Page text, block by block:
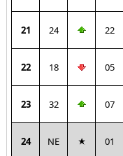
21 24 22
22 18 05
23 32 07
24 NE 01